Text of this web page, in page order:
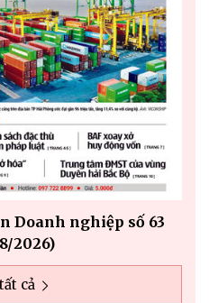
Doanh nghiệp số 63
2026)
cả